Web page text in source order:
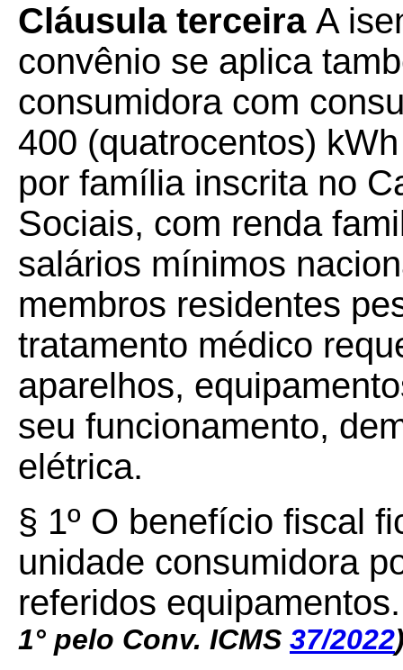
Cláusula terceira A
convênio se aplica
consumidora com
400 (quatrocentos)
por família inscrita no
Sociais, com renda
salários mínimos
membros residentes
tratamento médico
aparelhos,
seu funcionamento,
elétrica.
§ 1º O benefício fiscal
unidade consumidora
referidos
1° pelo Conv. ICMS 37/2022